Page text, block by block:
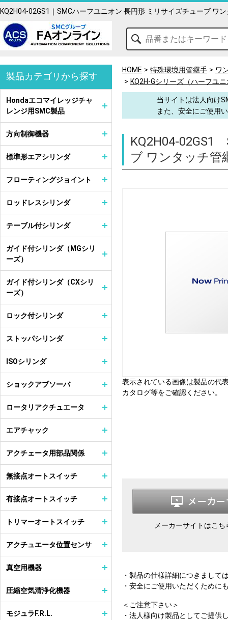
KQ2H04-02GS1｜SMCハーフユニオン 長円形 ミリサイズチューブ ワ
HOME 特殊環境用管継手
ワ
KQ2H-Gシリーズ（ハーフユ
当サイトは法人向け
また、安全にご使用
KQ2H04-02GS1
ブ ワンタッチ管
表示されている画像は製品の代
カタログ等をご確認ください。
メーカーサイトはこ
・製品の仕様詳細につきまして
・安全にご使用いただくために
＜ご注意下さい＞
・法人様向け製品としてご提供
製品カテゴリから探す
Hondaエコマイレッジチャ
レンジ用SMC製品
方向制御機器
標準形エアシリンダ
フローティングジョイント
ロッドレスシリンダ
テーブル付シリンダ
ガイド付シリンダ（MGシリ
ーズ）
ガイド付シリンダ（CXシリ
ーズ）
ロック付シリンダ
ストッパシリンダ
ISOシリンダ
ショックアブソーバ
ロータリアクチュエータ
エアチャック
アクチェータ用部品関係
無接点オートスイッチ
有接点オートスイッチ
トリマーオートスイッチ
アクチュエータ位置センサ
真空用機器
圧縮空気清浄化機器
モジュラF.R.L.